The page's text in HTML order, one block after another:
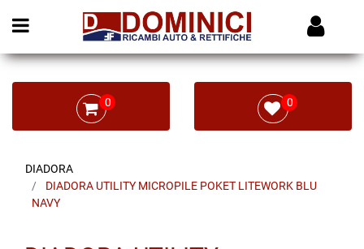
Open menu
0 0
DIADORA
DIADORA UTILITY MICROPILE POKET LITEWORK BLU
NAVY